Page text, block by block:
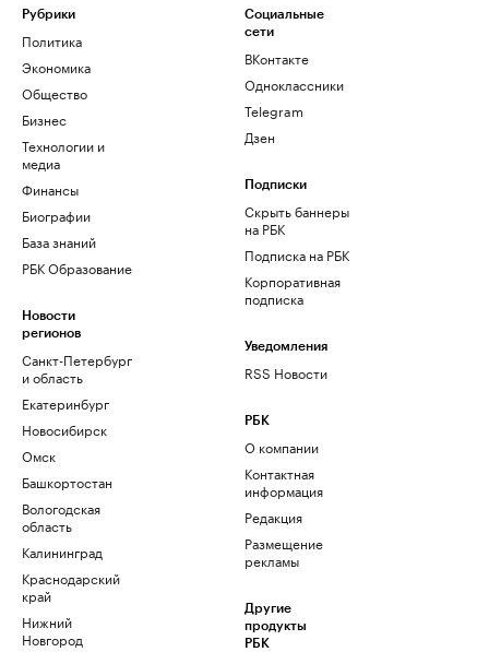
Рубрики
Политика
Экономика
Общество
Бизнес
Технологии и
медиа
Финансы
Биографии
База знаний
РБК Образование
Новости
регионов
Санкт-Петербург
и область
Екатеринбург
Новосибирск
Омск
Башкортостан
Вологодская
область
Калининград
Краснодарский
край
Нижний
Новгород
Социальные
сети
ВКонтакте
Одноклассники
Telegram
Дзен
Подписки
Скрыть баннеры
на РБК
Подписка на РБК
Корпоративная
подписка
Уведомления
RSS Новости
РБК
О компании
Контактная
информация
Редакция
Размещение
рекламы
Другие
продукты
РБК